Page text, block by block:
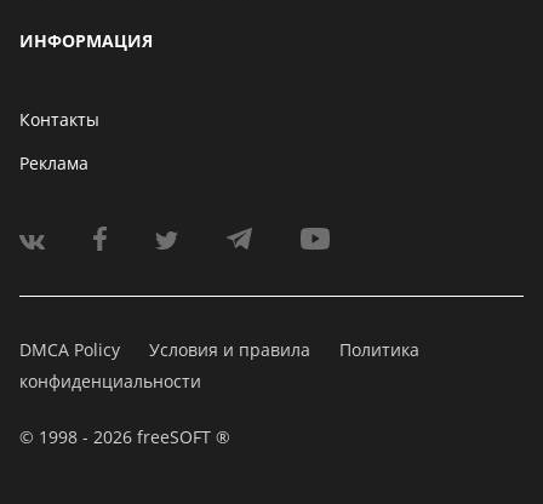
ИНФОРМАЦИЯ
Контакты
Реклама
DMCA Policy Условия и правила
Политика
конфиденциальности
© 1998 - 2026 freeSOFT ®